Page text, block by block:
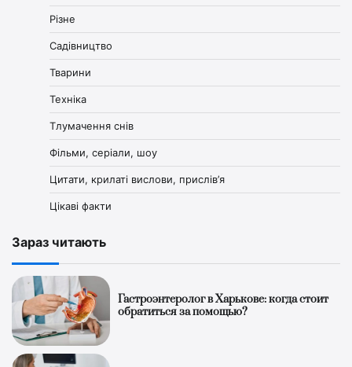
Різне
Садівництво
Тварини
Техніка
Тлумачення снів
Фільми, серіали, шоу
Цитати, крилаті вислови, прислів’я
Цікаві факти
Зараз читають
Гастроэнтеролог в Харькове: когда стоит
обратиться за помощью?